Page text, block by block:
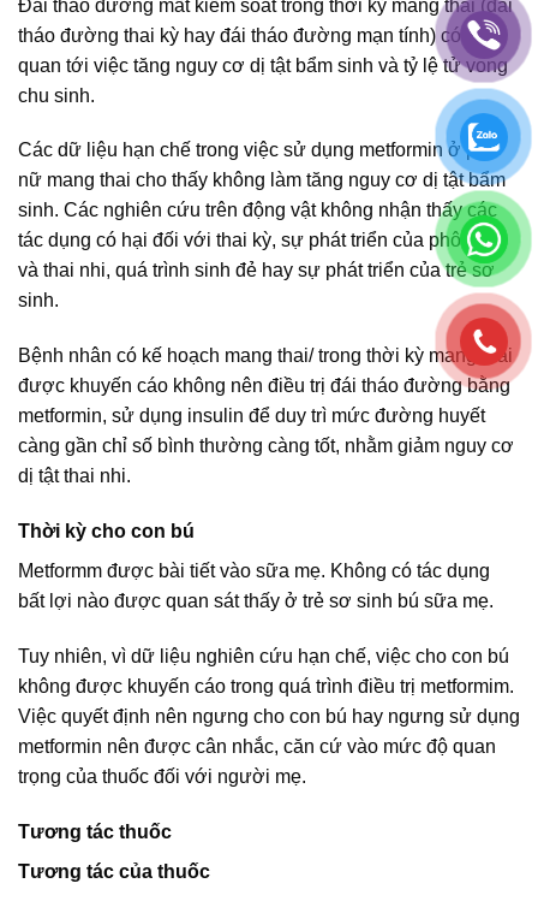
Đái tháo đường mất kiểm soát trong thời kỳ mang thai (đái
tháo đường thai kỳ hay đái tháo đường mạn tính) có liên
quan tới việc tăng nguy cơ dị tật bẩm sinh và tỷ lệ tử vong
chu sinh.
Các dữ liệu hạn chế trong việc sử dụng metformin ở phụ
nữ mang thai cho thấy không làm tăng nguy cơ dị tật bẩm
sinh. Các nghiên cứu trên động vật không nhận thấy các
tác dụng có hại đối với thai kỳ, sự phát triển của phôi thai
và thai nhi, quá trình sinh đẻ hay sự phát triển của trẻ sơ
sinh.
Bệnh nhân có kế hoạch mang thai/ trong thời kỳ mang thai
được khuyến cáo không nên điều trị đái tháo đường bằng
metformin, sử dụng insulin để duy trì mức đường huyết
càng gần chỉ số bình thường càng tốt, nhằm giảm nguy cơ
dị tật thai nhi.
Thời kỳ cho con bú
Metformm được bài tiết vào sữa mẹ. Không có tác dụng
bất lợi nào được quan sát thấy ở trẻ sơ sinh bú sữa mẹ.
Tuy nhiên, vì dữ liệu nghiên cứu hạn chế, việc cho con bú
không được khuyến cáo trong quá trình điều trị metformim.
Việc quyết định nên ngưng cho con bú hay ngưng sử dụng
metformin nên được cân nhắc, căn cứ vào mức độ quan
trọng của thuốc đối với người mẹ.
Tương tác thuốc
Tương tác của thuốc